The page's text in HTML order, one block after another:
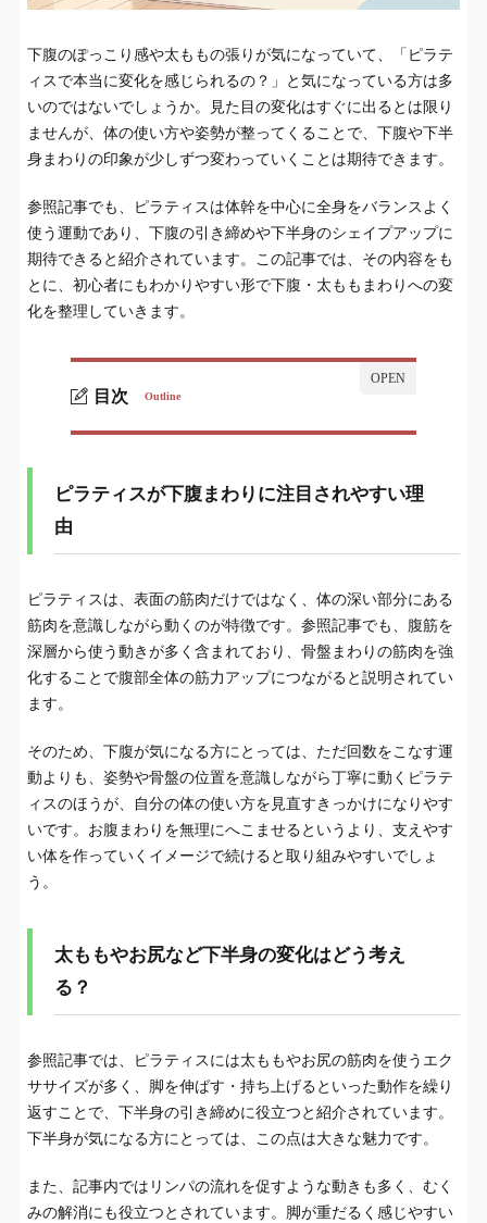
下腹のぽっこり感や太ももの張りが気になっていて、「ピラテ
ィスで本当に変化を感じられるの？」と気になっている方は多
いのではないでしょうか。見た目の変化はすぐに出るとは限り
ませんが、体の使い方や姿勢が整ってくることで、下腹や下半
身まわりの印象が少しずつ変わっていくことは期待できます。
参照記事でも、ピラティスは体幹を中心に全身をバランスよく
使う運動であり、下腹の引き締めや下半身のシェイプアップに
期待できると紹介されています。この記事では、その内容をも
とに、初心者にもわかりやすい形で下腹・太ももまわりへの変
化を整理していきます。
目次 Outline
1.
5.
リントスルなどスタジオ選びも継続のしやすさ
に関わる
視点”で続けたい
ピラティスが下腹まわりに注目されやすい理
由
ピラティスは、表面の筋肉だけではなく、体の深い部分にある
筋肉を意識しながら動くのが特徴です。参照記事でも、腹筋を
深層から使う動きが多く含まれており、骨盤まわりの筋肉を強
化することで腹部全体の筋力アップにつながると説明されてい
ます。
そのため、下腹が気になる方にとっては、ただ回数をこなす運
動よりも、姿勢や骨盤の位置を意識しながら丁寧に動くピラテ
ィスのほうが、自分の体の使い方を見直すきっかけになりやす
いです。お腹まわりを無理にへこませるというより、支えやす
い体を作っていくイメージで続けると取り組みやすいでしょ
う。
太ももやお尻など下半身の変化はどう考え
る？
参照記事では、ピラティスには太ももやお尻の筋肉を使うエク
ササイズが多く、脚を伸ばす・持ち上げるといった動作を繰り
返すことで、下半身の引き締めに役立つと紹介されています。
下半身が気になる方にとっては、この点は大きな魅力です。
また、記事内ではリンパの流れを促すような動きも多く、むく
みの解消にも役立つとされています。脚が重だるく感じやすい